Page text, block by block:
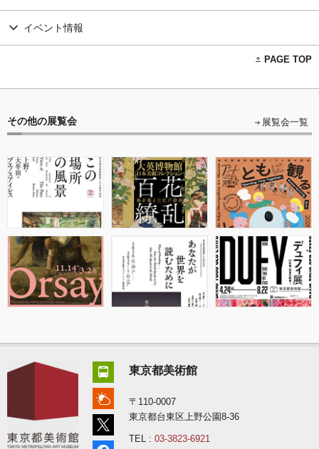
イベント情報
PAGE TOP
その他の展覧会 展覧会一覧
東京都美術館
〒110-0007
東京都台東区上野公園8-36
TEL : 03-3823-6921